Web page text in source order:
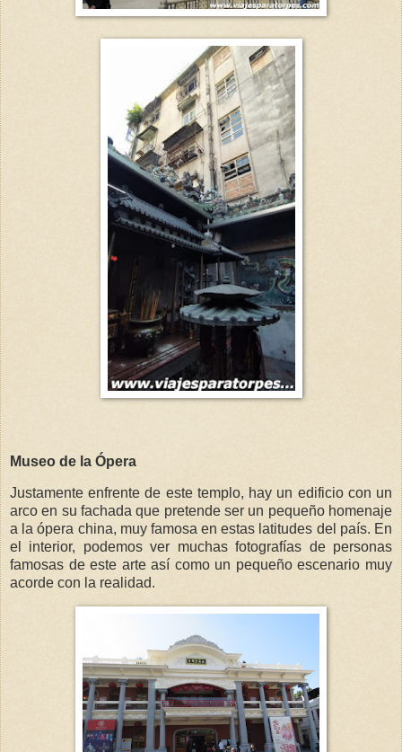
Museo de la Ópera
Justamente enfrente de este templo, hay un edificio con un
arco en su fachada que pretende ser un pequeño homenaje
a la ópera china, muy famosa en estas latitudes del país. En
el interior, podemos ver muchas fotografías de personas
famosas de este arte así como un pequeño escenario muy
acorde con la realidad.